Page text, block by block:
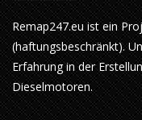
Remap247.eu ist ein
(haftungsbeschränkt).
Erfahrung in der
Dieselmotoren.